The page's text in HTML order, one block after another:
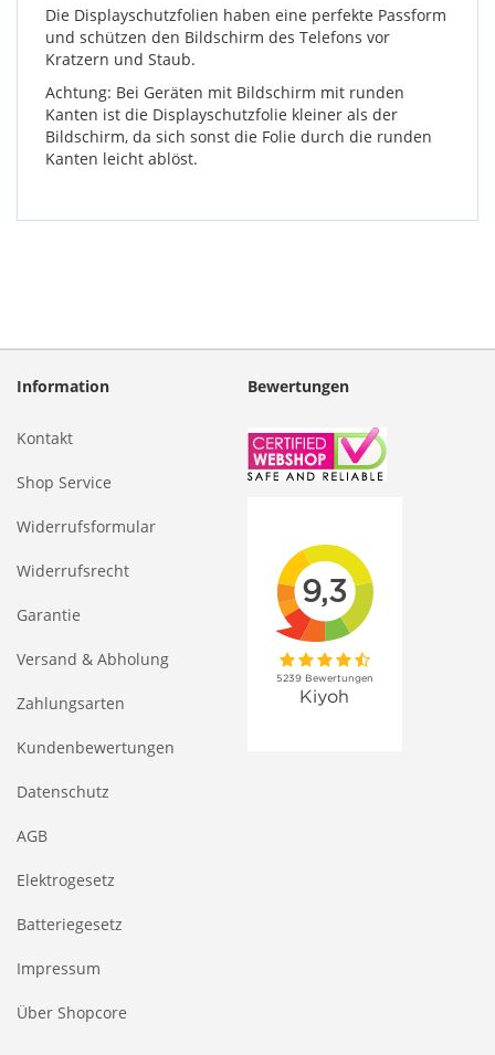
Die Displayschutzfolien haben eine perfekte Passform
und schützen den Bildschirm des Telefons vor
Kratzern und Staub.
Achtung: Bei Geräten mit Bildschirm mit runden
Kanten ist die Displayschutzfolie kleiner als der
Bildschirm, da sich sonst die Folie durch die runden
Kanten leicht ablöst.
Information
Kontakt
Shop Service
Widerrufsformular
Widerrufsrecht
Garantie
Versand & Abholung
Zahlungsarten
Kundenbewertungen
Datenschutz
AGB
Elektrogesetz
Batteriegesetz
Impressum
Über Shopcore
Bewertungen